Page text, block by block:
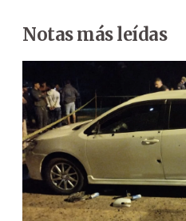
Notas más leídas